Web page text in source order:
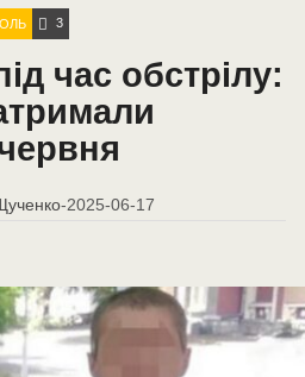
3
час обстрілу:
-2025-06-17